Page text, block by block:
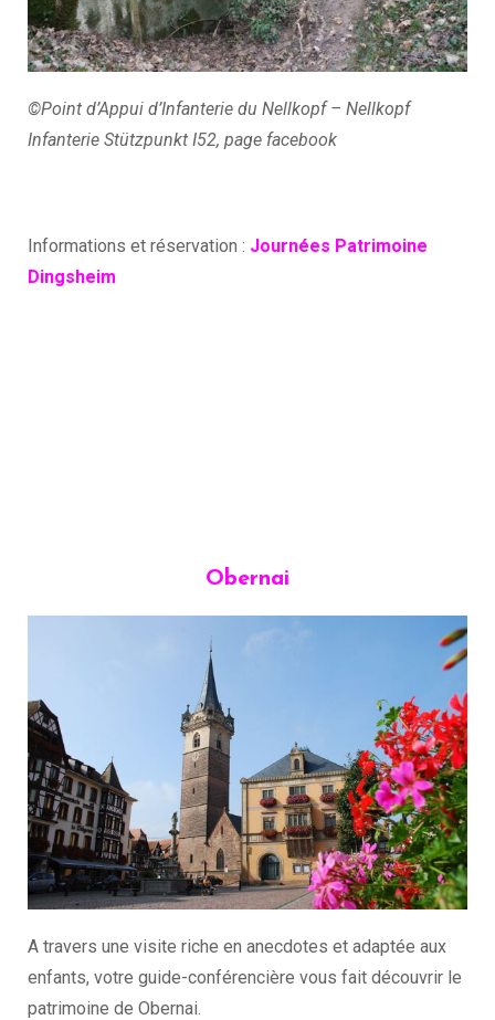
©Point d’Appui d’Infanterie du Nellkopf – Nellkopf
Infanterie Stützpunkt I52, page facebook
Informations et réservation : Journées Patrimoine
Dingsheim
Obernai
A travers une visite riche en anecdotes et adaptée aux
enfants, votre guide-conférencière vous fait découvrir le
patrimoine de Obernai.